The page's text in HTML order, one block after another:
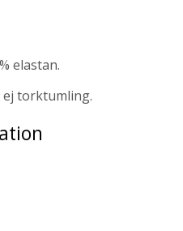
elastan.
ej torktumling.